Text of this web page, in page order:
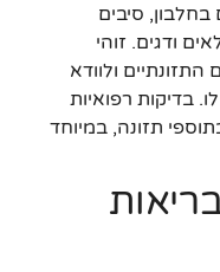
סיבים
ודגים. זוהי
ולוודא
בדיקות רפואיות
תזונה, במיוחד